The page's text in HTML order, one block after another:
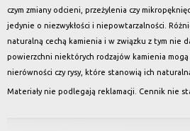
czym zmiany odcieni, przeżylenia czy
jedynie o niezwykłości i niepowtarzalności.
naturalną cechą kamienia i w związku z tym nie
powierzchni niektórych rodzajów kamienia
nierówności czy rysy, które stanowią ich
Materiały nie podlegają reklamacji. Cennik nie